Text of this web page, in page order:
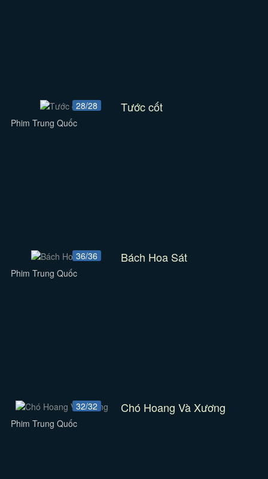
28/28 Tước cốt
Phim Trung Quốc
36/36 Bách Hoa Sát
Phim Trung Quốc
32/32 Chó Hoang Và Xương
Phim Trung Quốc